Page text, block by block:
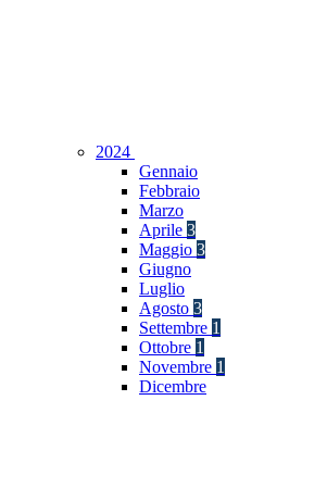
2024
Gennaio
Febbraio
Marzo
Aprile 3
Maggio 3
Giugno
Luglio
Agosto 3
Settembre 1
Ottobre 1
Novembre 1
Dicembre